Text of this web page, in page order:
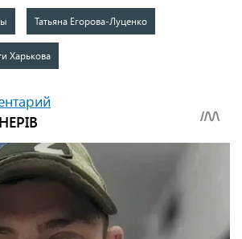
Татьяна Егорова-Луценко
Харькова